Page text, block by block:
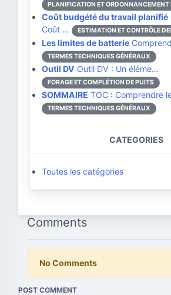
PLANIFICATION ET ORDONNANCEMENT
Coût budgété du travail planifié
Coût …
ESTIMATION ET CONTRÔLE
Les limites de batterie
TERMES TECHNIQUES GÉNÉRAUX
Outil DV Outil DV : Un éléme…
FORAGE ET COMPLÉTION DE PUITS
SOMMAIRE TOC : Comprendre
TERMES TECHNIQUES GÉNÉRAUX
CATEGORIES
Toutes les catégories
Comments
No Comments
POST COMMENT